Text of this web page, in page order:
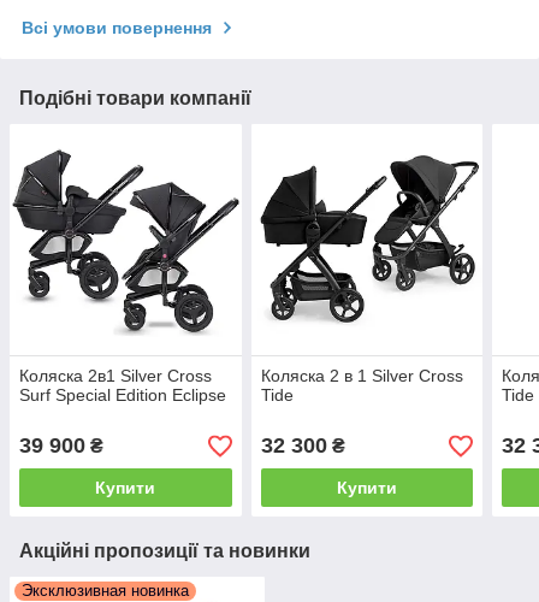
Всі умови повернення
Подібні товари компанії
Коляска 2в1 Silver Cross
Surf Special Edition Eclipse
39 900 ₴
Купити
Коляска 2 в 1 Silver Cross
Tide
32 300₴
Купити
Tide
32
Акційні пропозиції та новинки
Эксклюзивная новинка